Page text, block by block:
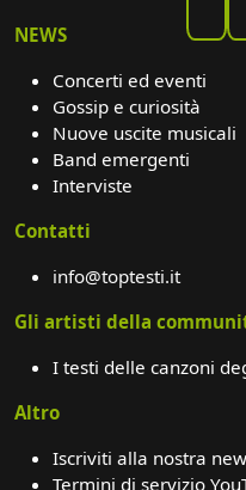
NEWS
Concerti ed eventi
Gossip e curiosità
Nuove uscite musicali
Band emergenti
Interviste
Contatti
info@toptesti.it
Gli artisti della
I testi delle canzoni
Altro
Iscriviti alla nostra
Termini di servizio